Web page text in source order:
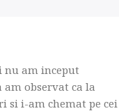
nu am inceput
observat ca la
si i-am chemat pe cei